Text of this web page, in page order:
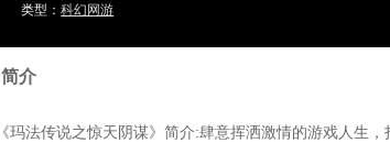
类型：科幻网游
简介
《玛法传说之惊天阴谋》简介:肆意挥洒激情的游戏人生，